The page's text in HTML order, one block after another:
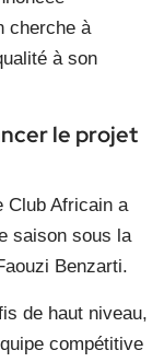
cherche à
à son
le projet
Club Africain a
saison sous la
Benzarti.
de haut niveau,
compétitive